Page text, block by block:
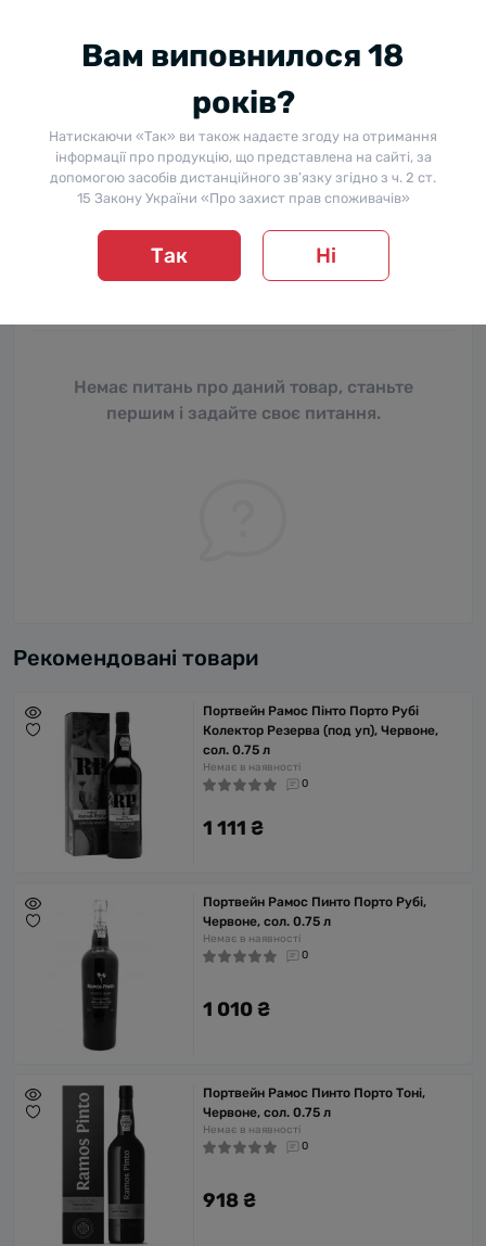
Питання та відповіді
Додайте питання, і ми відповімо найближчим часом.
Немає питань про даний товар, станьте
першим і задайте своє питання.
Рекомендовані товари
Портвейн Рамос Пінто Порто Рубі
Колектор Резерва (под уп), Червоне,
сол. 0.75 л
Немає в наявності
0
1 111 ₴
Портвейн Рамос Пинто Порто Рубі,
Червоне, сол. 0.75 л
Немає в наявності
0
1 010 ₴
Портвейн Рамос Пинто Порто Тоні,
Червоне, сол. 0.75 л
Немає в наявності
0
918 ₴
Вам виповнилося 18
років?
Натискаючи «Так» ви також надаєте згоду на отримання
інформації про продукцію, що представлена на сайті, за
допомогою засобів дистанційного зв’язку згідно з ч. 2 ст.
15 Закону України «Про захист прав споживачів»
Так Ні